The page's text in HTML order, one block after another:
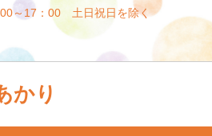
～17：00 土日祝日を除く
かり